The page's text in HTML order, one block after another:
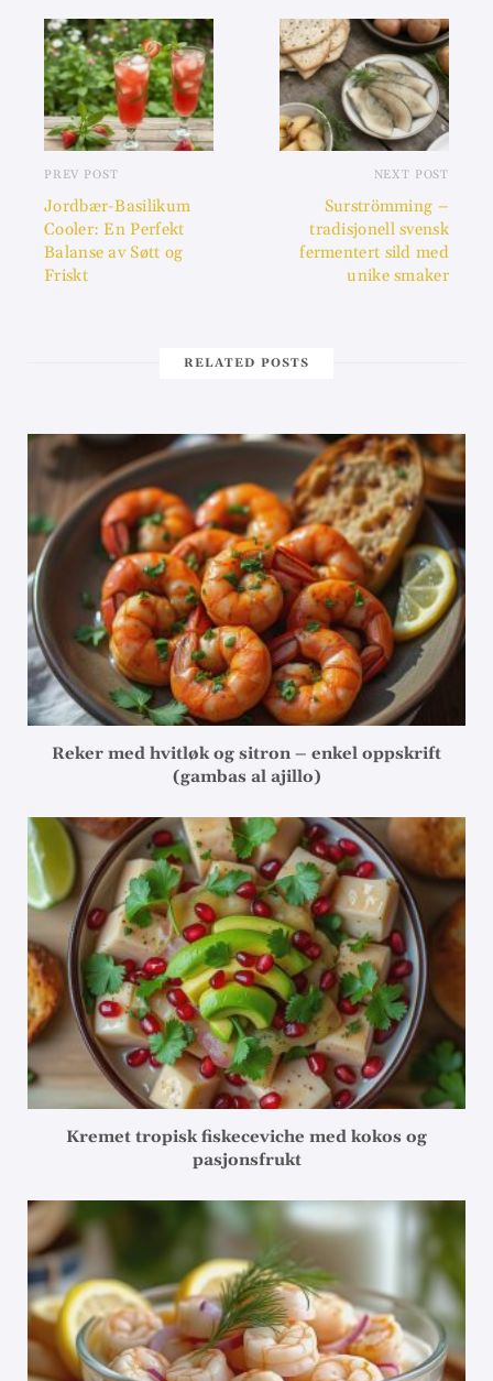
PREV POST
Jordbær-Basilikum
Cooler: En Perfekt
Balanse av Søtt og
Friskt
NEXT POST
Surströmming –
tradisjonell svensk
fermentert sild med
unike smaker
RELATED POSTS
Reker med hvitløk og sitron – enkel oppskrift
(gambas al ajillo)
Kremet tropisk fiskeceviche med kokos og
pasjonsfrukt